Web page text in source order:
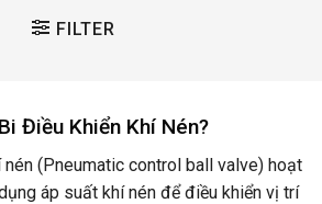
FILTER
Điều Khiển Khí Nén?
nén (Pneumatic control ball valve) hoạt
áp suất khí nén để điều khiển vị trí